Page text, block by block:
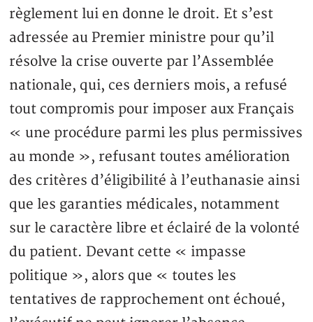
règlement lui en donne le droit. Et s’est
adressée au Premier ministre pour qu’il
résolve la crise ouverte par l’Assemblée
nationale, qui, ces derniers mois, a refusé
tout compromis pour imposer aux Français
« une procédure parmi les plus permissives
au monde », refusant toutes amélioration
des critères d’éligibilité à l’euthanasie ainsi
que les garanties médicales, notamment
sur le caractère libre et éclairé de la volonté
du patient. Devant cette « impasse
politique », alors que « toutes les
tentatives de rapprochement ont échoué,